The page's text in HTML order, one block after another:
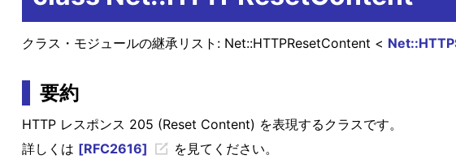
クラス・モジュールの継承リスト: Net::HTTPResetContent
要約
HTTP レスポンス 205 (Reset Content) を表現するクラスです。
詳しくは [RFC2616] を見てください。